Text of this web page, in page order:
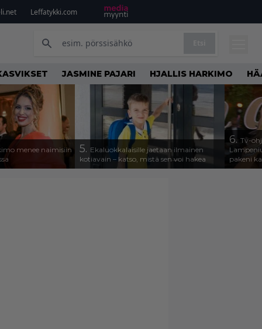
Leffatykki.com
JASMINE PAJARI HJALLIS HARKIMO
menee naimisiin
5. Ekaluokkalaisille jaetaan ilmainen
kotiavain – katso, mistä sen voi hakea
6. Tv-
pakeni